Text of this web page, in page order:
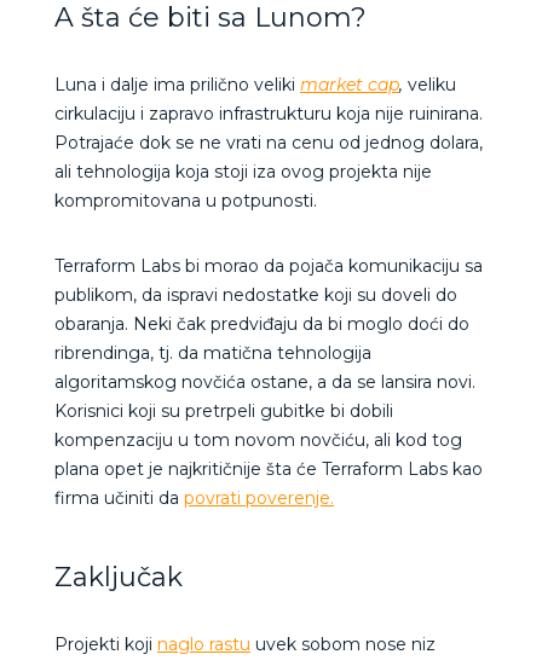
A šta će biti sa Lunom?
Luna i dalje ima prilično veliki market cap, veliku
cirkulaciju i zapravo infrastrukturu koja nije ruinirana.
Potrajaće dok se ne vrati na cenu od jednog dolara,
ali tehnologija koja stoji iza ovog projekta nije
kompromitovana u potpunosti.
Terraform Labs bi morao da pojača komunikaciju sa
publikom, da ispravi nedostatke koji su doveli do
obaranja. Neki čak predviđaju da bi moglo doći do
ribrendinga, tj. da matična tehnologija
algoritamskog novčića ostane, a da se lansira novi.
Korisnici koji su pretrpeli gubitke bi dobili
kompenzaciju u tom novom novčiću, ali kod tog
plana opet je najkritičnije šta će Terraform Labs kao
firma učiniti da povrati poverenje.
Zaključak
Projekti koji naglo rastu uvek sobom nose niz